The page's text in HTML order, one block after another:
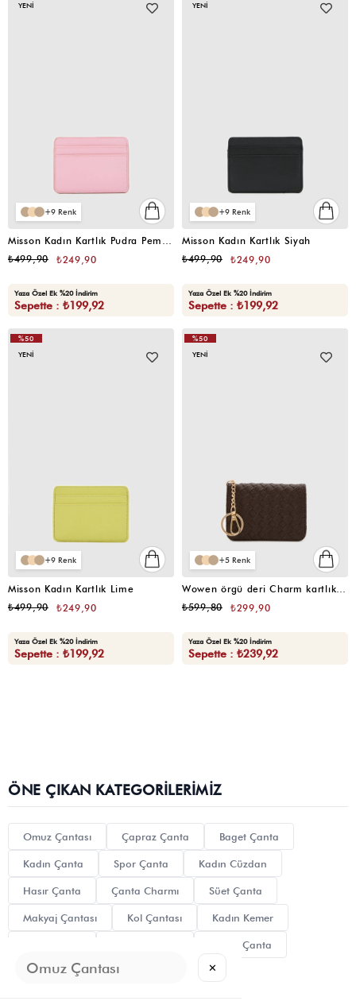
9
₺249,90
₺499,90
Yaza Özel Ek %20 İndirim
Sepette : ₺199,92
YENI
9
Misson Kadın Kartlık Siyah
₺249,90
₺499,90
Yaza Özel Ek %20 İndirim
Sepette : ₺199,92
YENI
9
Misson Kadın Kartlık Lime
₺249,90
₺499,90
Yaza Özel Ek %20 İndirim
Sepette : ₺199,92
%50
YENI
5
Wowen örgü deri Charm kartlık Acı Kahve
₺299,90
₺599,80
Yaza Özel Ek %20 İndirim
Sepette : ₺239,92
%50
YENI
ÖNE ÇIKAN KATEGORILERIMIZ
Omuz Çantası Çapraz Çanta Baget Çanta
Kadın Çanta Spor Çanta Kadın Cüzdan
Hasır Çanta Çanta Charmı Süet Çanta
Makyaj Çantası Kol Çantası Kadın Kemer
Clutch Çanta
Tote Bag Mini Çanta ✕